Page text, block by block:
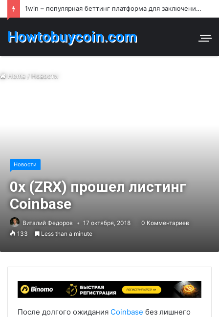
1win – популярная беттинг платформа для заключения пари и азартных игр в Узбекистане
Howtobuycoin.com
Home/Новости
Новости
0x (ZRX) прошел листинг
Coinbase
Виталий Федоров 17 октября, 2018
0 Комментариев
133
Less than a minute
После долгого ожидания Coinbase без лишнего